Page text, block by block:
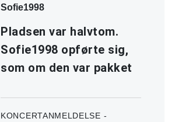
Sofie1998
Pladsen var halvtom.
Sofie1998 opførte sig,
som om den var pakket
KONCERTANMELDELSE -